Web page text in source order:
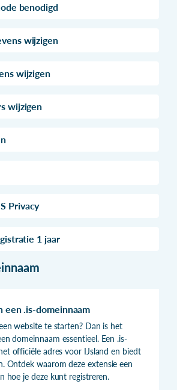
benodigd
wijzigen
wijzigen
wijzigen
Privacy
1 jaar
een .is-domeinnaam
website te starten? Dan is het
domeinnaam essentieel. Een .is-
officiële adres voor IJsland en biedt
Ontdek waarom deze extensie een
hoe je deze kunt registreren.